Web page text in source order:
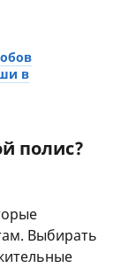
в
полис?
Выбирать